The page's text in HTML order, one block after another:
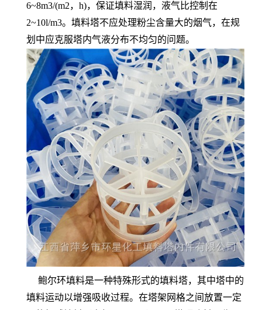
6~8m3/(m2，h)，保证填料湿润，液气比控制在
2~10l/m3。填料塔不应处理粉尘含量大的烟气，在规
划中应克服塔内气液分布不均匀的问题。
鲍尔环填料是一种特殊形式的填料塔，其中塔中的
填料运动以增强吸收过程。在塔架网格之间放置一定